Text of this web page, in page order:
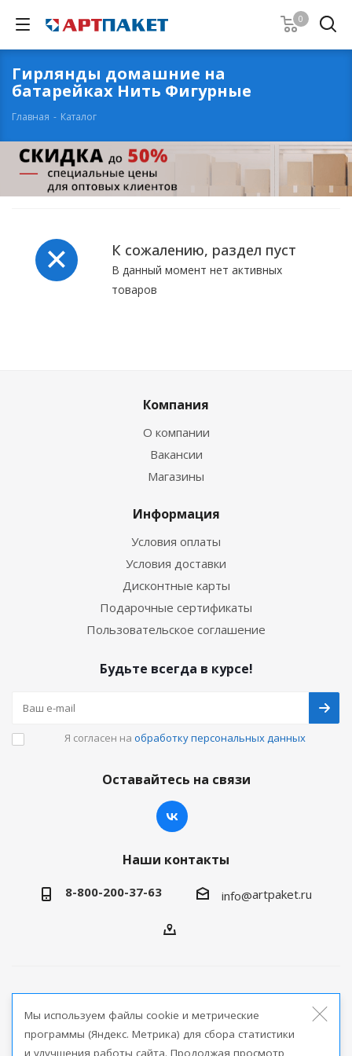
0
Гирлянды домашние на
батарейках Нить Фигурные
Главная - Каталог
К сожалению, раздел пуст
В данный момент нет активных
товаров
Компания
О компании
Вакансии
Магазины
Информация
Условия оплаты
Условия доставки
Дисконтные карты
Подарочные сертификаты
Пользовательское соглашение
Будьте всегда в курсе!
Я согласен на обработку персональных данных
Оставайтесь на связи
Наши контакты
8-800-200-37-63 info@artpaket.ru
продукции
Мы используем файлы cookie и метрические
программы (Яндекс. Метрика) для сбора статистики
и улучшения работы сайта. Продолжая просмотр